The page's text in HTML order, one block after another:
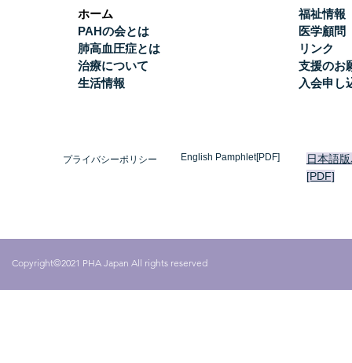
ホーム
PAHの会とは
肺高血圧症とは
治療について
生活情報
福祉情報
医学顧問
リンク
支援のお
入会申し
プライバシーポリシー English Pamphlet[PDF]
日本語
[PDF]
Copyright©2021 PHA Japan All rights reserved